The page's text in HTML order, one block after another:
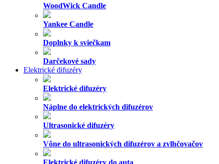
WoodWick Candle
Yankee Candle
Doplnky k sviečkam
Darčekové sady
Elektrické difuzéry
Elektrické difuzéry
Náplne do elektrických difuzérov
Ultrasonické difuzéry
Vône do ultrasonických difuzérov a zvlhčovačov
Elektrické difuzéry do auta